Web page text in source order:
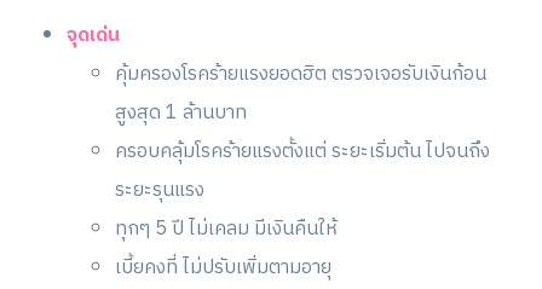
จุดเด่น
คุ้มครองโรคร้ายแรงยอดฮิต ตรวจเจอรับเงินก้อน
สูงสุด 1 ล้านบาท
ครอบคลุ้มโรคร้ายแรงตั้งแต่ ระยะเริ่มต้น ไปจนถึง
ระยะรุนแรง
ทุกๆ 5 ปี ไม่เคลม มีเงินคืนให้
เบี้ยคงที่ ไม่ปรับเพิ่มตามอายุ